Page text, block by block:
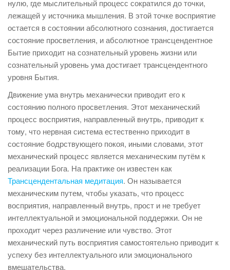
нулю, где мыслительный процесс сократился до точки,
лежащей у источника мышления. В этой точке восприятие
остается в состоянии абсолютного сознания, достигается
состояние просветления, и абсолютное трансцендентное
Бытие приходит на сознательный уровень жизни или
сознательный уровень ума достигает трансцендентного
уровня Бытия.
Движение ума внутрь механически приводит его к
состоянию полного просветления. Этот механический
процесс восприятия, направленный внутрь, приводит к
тому, что нервная система естественно приходит в
состояние бодрствующего покоя, иными словами, этот
механический процесс является механическим путём к
реализации Бога. На практике он известен как
Трансцендентальная медитация. Он называется
механическим путем, чтобы указать, что процесс
восприятия, направленный внутрь, прост и не требует
интеллектуальной и эмоциональной поддержки. Он не
проходит через различение или чувство. Этот
механический путь восприятия самостоятельно приводит к
успеху без интеллектуального или эмоционального
вмешательства.